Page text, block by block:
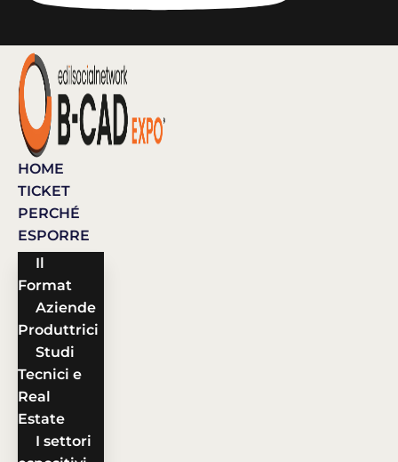
HOME
TICKET
PERCHÉ
ESPORRE
Il
Format
Aziende
Produttrici
Studi
Tecnici e
Real
Estate
I settori